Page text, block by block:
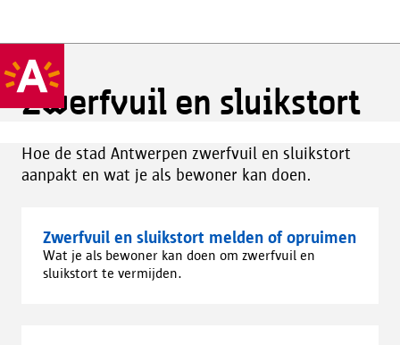
Zwerfvuil en sluikstort
Hoe de stad Antwerpen zwerfvuil en sluikstort
aanpakt en wat je als bewoner kan doen.
Zwerfvuil en sluikstort melden of opruimen
Wat je als bewoner kan doen om zwerfvuil en
sluikstort te vermijden.